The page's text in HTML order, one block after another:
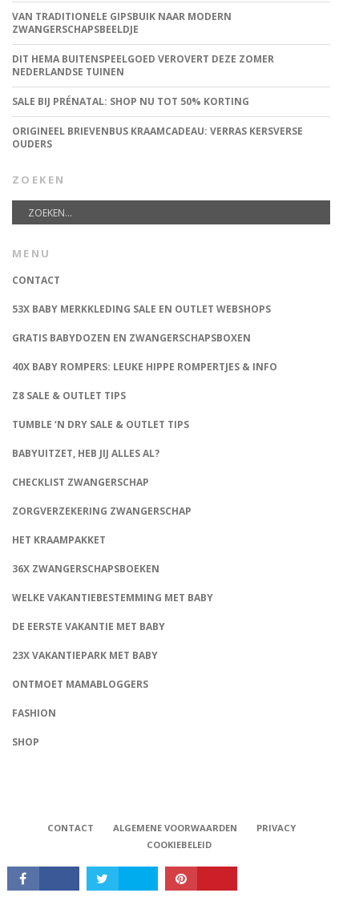
VAN TRADITIONELE GIPSBUIK NAAR MODERN
ZWANGERSCHAPSBEELDJE
DIT HEMA BUITENSPEELGOED VEROVERT DEZE ZOMER
NEDERLANDSE TUINEN
SALE BIJ PRÉNATAL: SHOP NU TOT 50% KORTING
ORIGINEEL BRIEVENBUS KRAAMCADEAU: VERRAS KERSVERSE
OUDERS
ZOEKEN
MENU
CONTACT
53X BABY MERKKLEDING SALE EN OUTLET WEBSHOPS
GRATIS BABYDOZEN EN ZWANGERSCHAPSBOXEN
40X BABY ROMPERS: LEUKE HIPPE ROMPERTJES & INFO
Z8 SALE & OUTLET TIPS
TUMBLE ‘N DRY SALE & OUTLET TIPS
BABYUITZET, HEB JIJ ALLES AL?
CHECKLIST ZWANGERSCHAP
ZORGVERZEKERING ZWANGERSCHAP
HET KRAAMPAKKET
36X ZWANGERSCHAPSBOEKEN
WELKE VAKANTIEBESTEMMING MET BABY
DE EERSTE VAKANTIE MET BABY
23X VAKANTIEPARK MET BABY
ONTMOET MAMABLOGGERS
FASHION
SHOP
CONTACT ALGEMENE VOORWAARDEN
PRIVACY
COOKIEBELEID
Babystraatje.nl, Copyright © 2019